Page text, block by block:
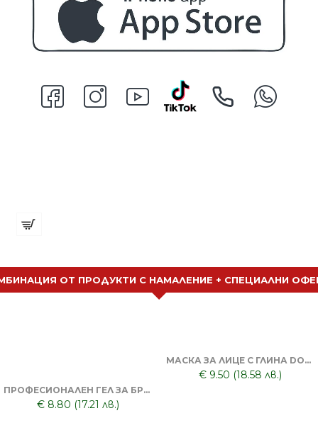
ОТ ПРОДУКТИ С НАМАЛЕНИЕ + СПЕЦИАЛНИ
ПРОФЕСИОНАЛЕН ГЕЛ ЗА БРЪСНЕНЕ 1000 ML + БРЪСНАЧ ЗА ЕДНОКРАТНИ НОЖЧЕТА + БРЪСНАРСКИ НОЖЧЕТА ASTRA - 5БР
€ 8.80 (17.21 лв.)
МАСКА ЗА ЛИЦЕ С ГЛИНА DORSH + ПОЧИСТВАЩА ЧЕРНА МАСКА ЗА ЛИЦЕ DORSH
€ 9.50 (18.58 лв.)